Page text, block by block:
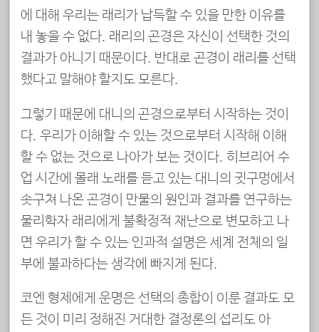
에 대해 우리는 래리가 납득할 수 있을 만한 이유를
내 놓을 수 없다. 래리의 곤경은 자신이 선택한 것의
결과가 아니기 때문이다. 반대로 곤경이 래리를 선택
했다고 말해야 할지도 모른다.
그렇기 때문에 대니의 곤경으로부터 시작하는 것이
다. 우리가 이해할 수 있는 것으로부터 시작해 이해
할 수 없는 것으로 나아가 보는 것이다. 히브리어 수
업 시간에 몰래 노래를 듣고 있는 대니의 귓구멍에서
솟구쳐 나온 곤경이 만물의 원인과 결과를 연구하는
물리학자 래리에게 불확정적 재난으로 변모하고 나
면 우리가 할 수 있는 인과적 설명은 세계 전체의 일
부에 불과하다는 생각에 빠지게 된다.
코엔 형제에게 운명은 선택의 총합이 이룬 결과도 모
든 것이 미리 정해진 거대한 결정론의 섭리도 아